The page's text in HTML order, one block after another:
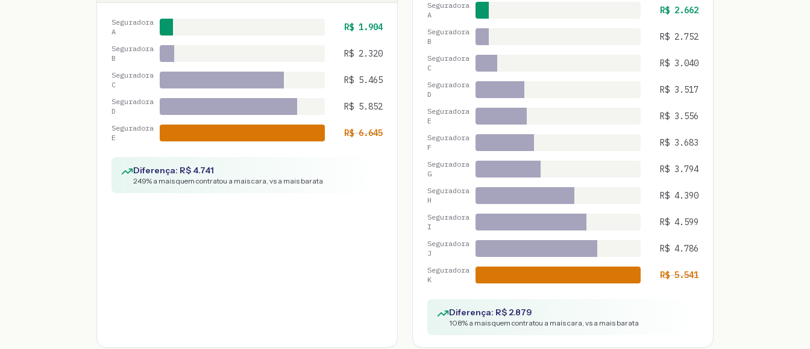
Seguradora
A
R$ 1.904
Seguradora
B
R$ 2.320
Seguradora
C
R$ 5.465
Seguradora
D
R$ 5.852
Seguradora
E
R$6.645
Diferença: R$ 4.741
249% a mais quem contratou a mais cara, vs a mais barata
Seguradora
A
R$ 2.662
Seguradora
B
R$ 2.752
Seguradora
C
R$ 3.040
Seguradora
D
R$ 3.517
Seguradora
E
R$ 3.556
Seguradora
F
R$ 3.683
Seguradora
G
R$ 3.794
Seguradora
H
R$ 4.390
Seguradora
I
R$ 4.599
Seguradora
J
R$ 4.786
Seguradora
K
R$5.541
Diferença: R$ 2.879
108% a mais quem contratou a mais cara, vs a mais barata